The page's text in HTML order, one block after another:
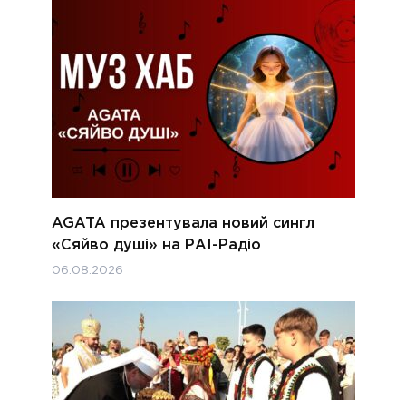
AGATA презентувала новий сингл
«Сяйво душі» на РАІ-Радіо
06.08.2026